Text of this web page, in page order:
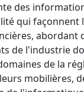
des
qui façonnent
abordant
de l'industrie
de la
mobilières,